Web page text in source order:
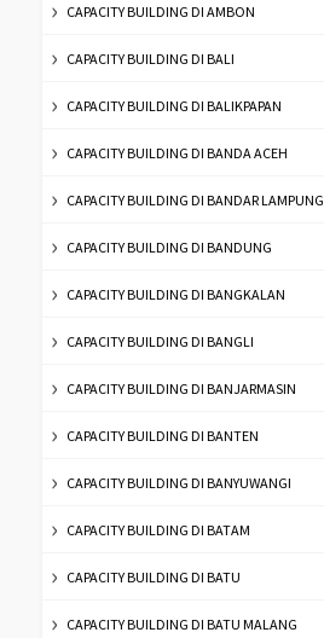
CAPACITY BUILDING DI AMBON
CAPACITY BUILDING DI BALI
CAPACITY BUILDING DI BALIKPAPAN
CAPACITY BUILDING DI BANDA ACEH
CAPACITY BUILDING DI BANDAR LAMPUNG
CAPACITY BUILDING DI BANDUNG
CAPACITY BUILDING DI BANGKALAN
CAPACITY BUILDING DI BANGLI
CAPACITY BUILDING DI BANJARMASIN
CAPACITY BUILDING DI BANTEN
CAPACITY BUILDING DI BANYUWANGI
CAPACITY BUILDING DI BATAM
CAPACITY BUILDING DI BATU
CAPACITY BUILDING DI BATU MALANG